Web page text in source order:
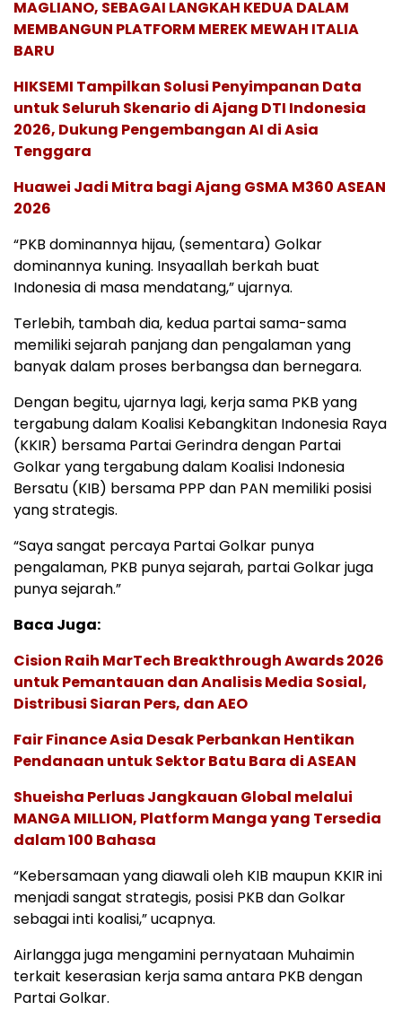
MAGLIANO, SEBAGAI LANGKAH KEDUA DALAM
MEMBANGUN PLATFORM MEREK MEWAH ITALIA
BARU
HIKSEMI Tampilkan Solusi Penyimpanan Data
untuk Seluruh Skenario di Ajang DTI Indonesia
2026, Dukung Pengembangan AI di Asia
Tenggara
Huawei Jadi Mitra bagi Ajang GSMA M360 ASEAN
2026
“PKB dominannya hijau, (sementara) Golkar
dominannya kuning. Insyaallah berkah buat
Indonesia di masa mendatang,” ujarnya.
Terlebih, tambah dia, kedua partai sama-sama
memiliki sejarah panjang dan pengalaman yang
banyak dalam proses berbangsa dan bernegara.
Dengan begitu, ujarnya lagi, kerja sama PKB yang
tergabung dalam Koalisi Kebangkitan Indonesia Raya
(KKIR) bersama Partai Gerindra dengan Partai
Golkar yang tergabung dalam Koalisi Indonesia
Bersatu (KIB) bersama PPP dan PAN memiliki posisi
yang strategis.
“Saya sangat percaya Partai Golkar punya
pengalaman, PKB punya sejarah, partai Golkar juga
punya sejarah.”
Baca Juga:
Cision Raih MarTech Breakthrough Awards 2026
untuk Pemantauan dan Analisis Media Sosial,
Distribusi Siaran Pers, dan AEO
Fair Finance Asia Desak Perbankan Hentikan
Pendanaan untuk Sektor Batu Bara di ASEAN
Shueisha Perluas Jangkauan Global melalui
MANGA MILLION, Platform Manga yang Tersedia
dalam 100 Bahasa
“Kebersamaan yang diawali oleh KIB maupun KKIR ini
menjadi sangat strategis, posisi PKB dan Golkar
sebagai inti koalisi,” ucapnya.
Airlangga juga mengamini pernyataan Muhaimin
terkait keserasian kerja sama antara PKB dengan
Partai Golkar.